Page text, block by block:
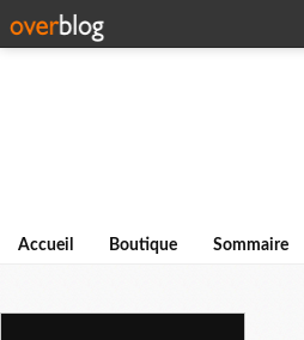
Accueil Boutique Sommaire